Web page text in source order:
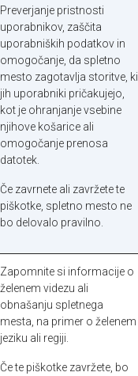
Preverjanje pristnosti
uporabnikov, zaščita
uporabniških podatkov in
omogočanje, da spletno
mesto zagotavlja storitve, ki
jih uporabniki pričakujejo,
kot je ohranjanje vsebine
njihove košarice ali
omogočanje prenosa
datotek.
Če zavrnete ali zavržete te
piškotke, spletno mesto ne
bo delovalo pravilno.
Zapomnite si informacije o
želenem videzu ali
obnašanju spletnega
mesta, na primer o želenem
jeziku ali regiji.
Če te piškotke zavržete, bo